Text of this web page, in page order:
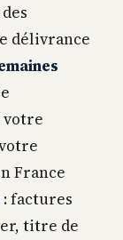
délivrance
votre
France
: factures
titre de